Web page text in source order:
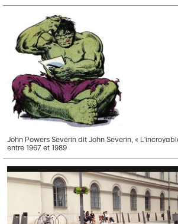
John Powers Severin dit John Severin, «
entre 1967 et 1989